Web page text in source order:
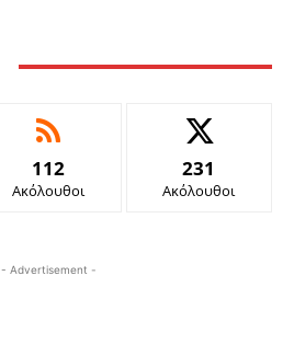
112
Ακόλουθοι
231
Ακόλουθοι
- Advertisement -